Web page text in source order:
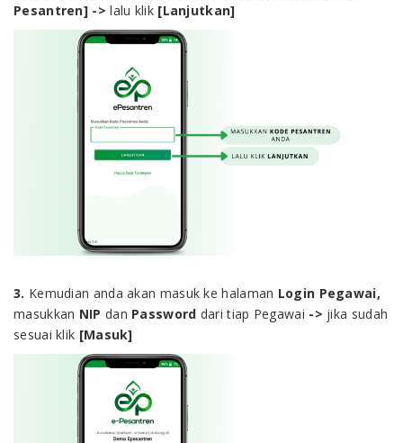
Pesantren] ->lalu klik [Lanjutkan]
3. Kemudian anda akan masuk ke halaman Login Pegawai,
masukkan NIP dan Password dari tiap Pegawai -> jika sudah
sesuai klik [Masuk]